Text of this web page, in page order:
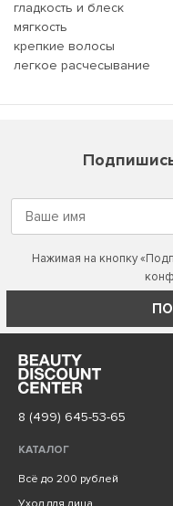
гладкость и блеск
мягкость
крепкие волосы
легкое расчесывание
Нажимая на кнопку
8 (499) 645-53-65
КАТАЛОГ
Всё до 200 рублей